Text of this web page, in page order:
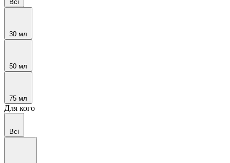
Всі
30 мл
50 мл
75 мл
Для кого
Всі